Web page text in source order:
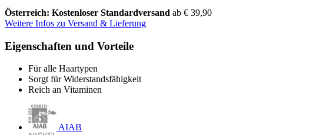
Österreich: Kostenloser Standardversand ab € 39,90
Weitere Infos zu Versand & Lieferung
Eigenschaften und Vorteile
Für alle Haartypen
Sorgt für Widerstandsfähigkeit
Reich an Vitaminen
AIAB